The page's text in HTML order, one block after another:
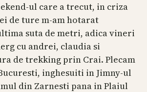
ul care a trecut, in criza
de ture m-am hotarat
suta de metri, adica vineri
cu andrei, claudia si
de trekking prin Crai. Plecam
inghesuiti in Jimny-ul
din Zarnesti pana in Plaiul